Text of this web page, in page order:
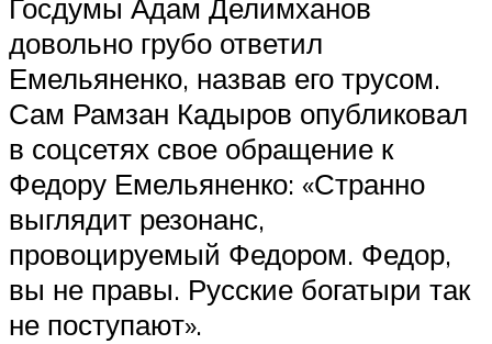
Госдумы Адам Делимханов
довольно грубо ответил
Емельяненко, назвав его трусом.
Сам Рамзан Кадыров опубликовал
в соцсетях свое обращение к
Федору Емельяненко: «Странно
выглядит резонанс,
провоцируемый Федором. Федор,
вы не правы. Русские богатыри так
не поступают».